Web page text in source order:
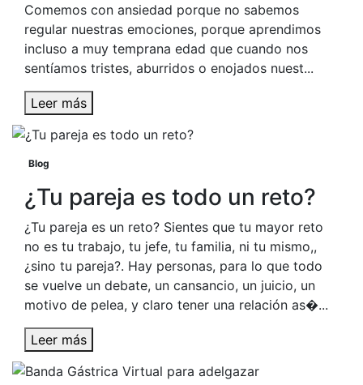
Comemos con ansiedad porque no sabemos
regular nuestras emociones, porque aprendimos
incluso a muy temprana edad que cuando nos
sentíamos tristes, aburridos o enojados nuest...
Leer más
Blog
¿Tu pareja es todo un reto?
¿Tu pareja es un reto? Sientes que tu mayor reto
no es tu trabajo, tu jefe, tu familia, ni tu mismo,,
¿sino tu pareja?. Hay personas, para lo que todo
se vuelve un debate, un cansancio, un juicio, un
motivo de pelea, y claro tener una relación as�...
Leer más